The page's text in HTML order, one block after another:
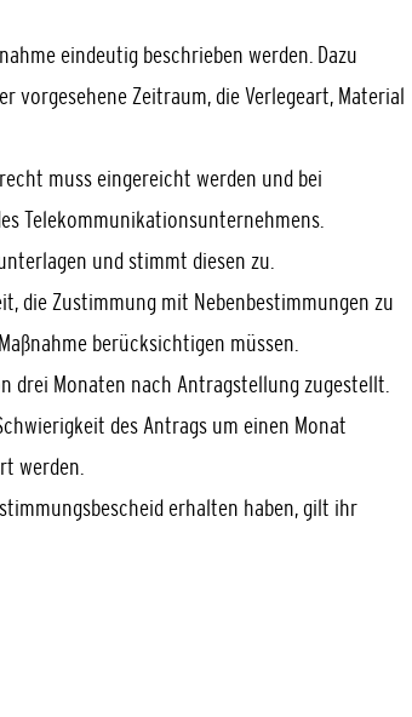
eindeutig beschrieben werden. Dazu
vorgesehene Zeitraum, die Verlegeart, Material
muss eingereicht werden und bei
Telekommunikationsunternehmens.
und stimmt diesen zu.
die Zustimmung mit Nebenbestimmungen zu
berücksichtigen müssen.
drei Monaten nach Antragstellung zugestellt.
des Antrags um einen Monat
werden.
erhalten haben, gilt ihr